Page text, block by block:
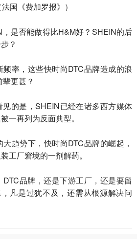
国《费加罗报》）
是否能做得比H&M好？SHEIN的后
？
率，这些快时尚DTC品牌造成的浪
更甚？
的是，SHEIN已经在诸多西方媒体
一再列为反面典型。
趋势下，快时尚DTC品牌的崛起，
工厂窘境的一剂解药。
品牌，还是下游工厂，还是要留
凡是过犹不及，还需从根源解决问